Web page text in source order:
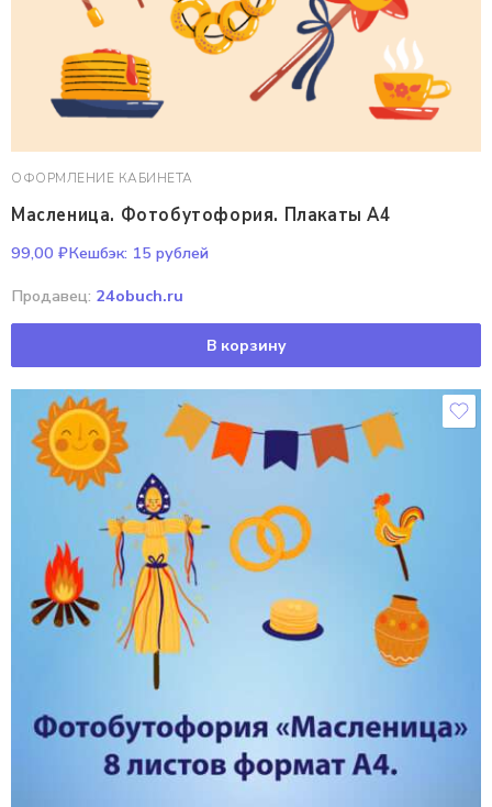
ОФОРМЛЕНИЕ КАБИНЕТА
Масленица. Фотобутофория. Плакаты А4
99,00 ₽Кешбэк: 15 рублей
Продавец: 24obuch.ru
В корзину